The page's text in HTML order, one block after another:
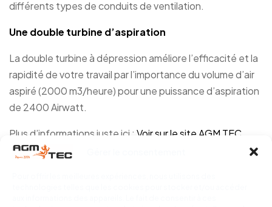
différents types de conduits de ventilation.
Une double turbine d’aspiration
La double turbine à dépression améliore l’efficacité et la
rapidité de votre travail par l’importance du volume d’air
aspiré (2000 m3/heure) pour une puissance d’aspiration
de 2400 Airwatt.
Plus d’informations juste ici : Voir sur le site AGM TEC